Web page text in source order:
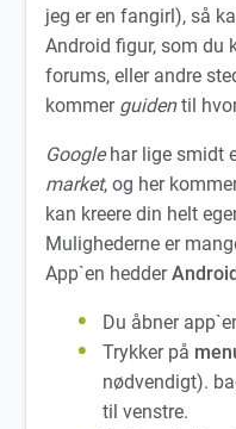
jeg er en fangirl), så
Android figur, som du
forums, eller andre
kommer guidentil
Googlehar lige smidt
market, og her
kan kreere din helt
Mulighederne er
App`en hedder
Du åbner
Trykker på
nødvendigt).
til venstre.